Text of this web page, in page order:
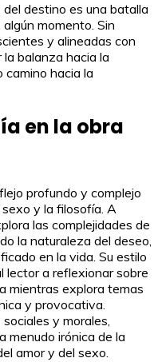
destino es una batalla
momento. Sin
y alineadas con
balanza hacia la
hacia la
en la obra
profundo y complejo
y la filosofía. A
las complejidades de
la naturaleza del deseo,
en la vida. Su estilo
lector a reflexionar sobre
mientras explora temas
y provocativa.
y morales,
menudo irónica de la
amor y del sexo.